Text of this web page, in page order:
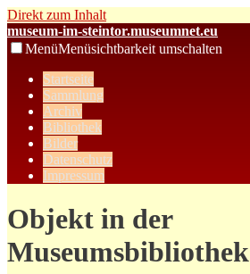
Direkt zum Inhalt
museum-im-steintor.museumnet.eu
MenüMenüsichtbarkeit umschalten
Startseite
Sammlung
Archiv
Bibliothek
Bilder
Datenschutz
Impressum
Objekt in der
Museumsbibliothek